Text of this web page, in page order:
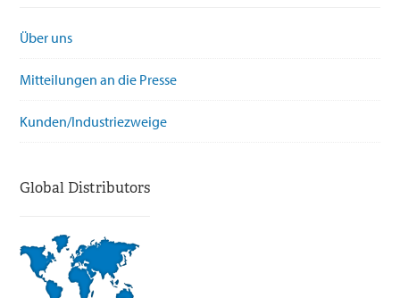
Über uns
Mitteilungen an die Presse
Kunden/Industriezweige
Global Distributors